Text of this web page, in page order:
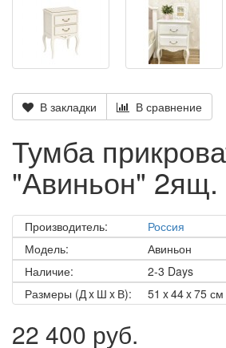
В закладки В сравнение
Тумба
"Авиньон" 2ящ.
Производитель:
Россия
Модель:
Авиньон
Наличие:
2-3 Days
Размеры (Д x Ш x В):
51 x 44 x 75 см
22 400 руб.